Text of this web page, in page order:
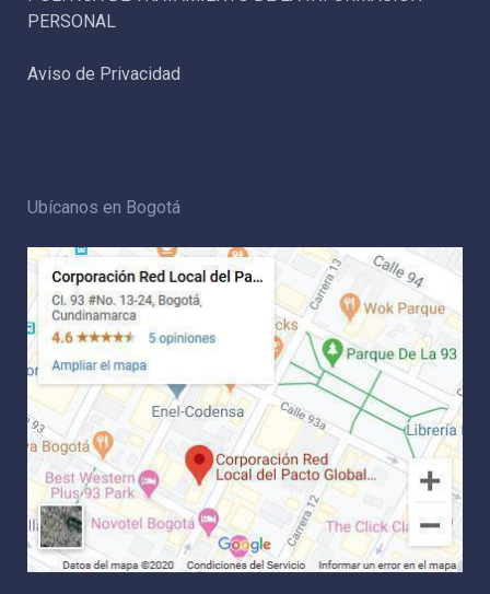
PERSONAL
Aviso de Privacidad
Ubícanos en Bogotá